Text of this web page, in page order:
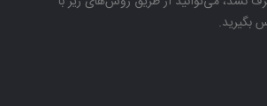
بگیرید.